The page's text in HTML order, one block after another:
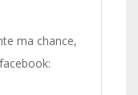
ma chance,